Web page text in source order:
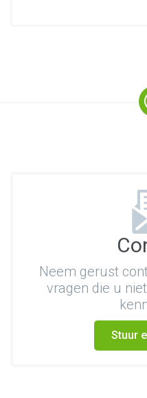
Neem gerust
vragen die u
Stuur